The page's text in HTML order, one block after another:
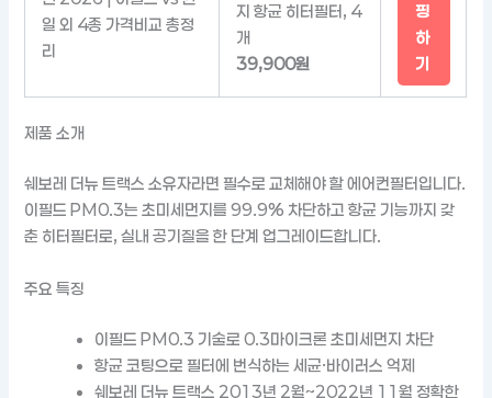
지 항균 히터필터, 4
개
39,900원
핑
하
기
제품 소개
쉐보레 더뉴 트랙스 소유자라면 필수로 교체해야 할 에어컨필터입니다.
이필드 PM0.3는 초미세먼지를 99.9% 차단하고 항균 기능까지 갖
춘 히터필터로, 실내 공기질을 한 단계 업그레이드합니다.
주요 특징
이필드 PM0.3 기술로 0.3마이크론 초미세먼지 차단
항균 코팅으로 필터에 번식하는 세균·바이러스 억제
쉐보레 더뉴 트랙스 2013년 2월~2022년 11월 정확한